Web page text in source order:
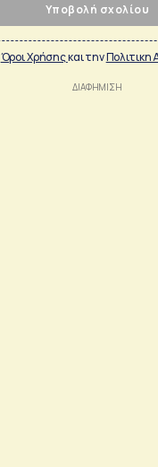
Υποβολή σχολίου
Όροι Χρήσηςκαι την